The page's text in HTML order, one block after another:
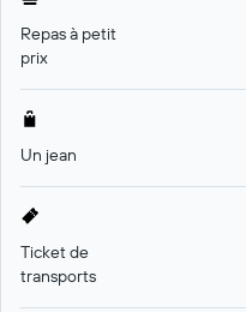
Repas à petit
prix
Un jean
Ticket de
transports